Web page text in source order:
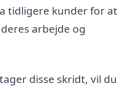
tidligere kunder for at
arbejde og
disse skridt, vil du